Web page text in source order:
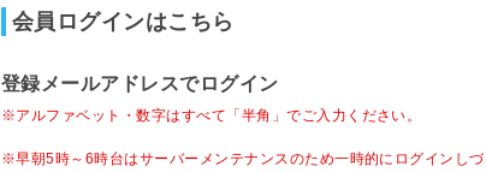
会員ログインはこちら
登録メールアドレスでログイン
※アルファベット・数字はすべて「半角」でご入力ください。
※早朝5時～6時台はサーバーメンテナンスのため一時的にログインしづ